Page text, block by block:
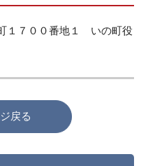
１７００番地１ いの町役
戻る